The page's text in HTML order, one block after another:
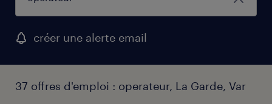
créer une alerte email
37 offres d'emploi : operateur, La Garde, Var